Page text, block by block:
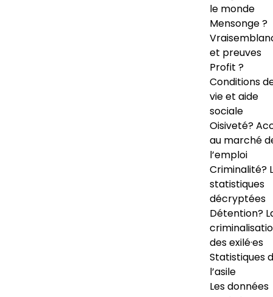
le monde
Mensonge ?
et preuves
Profit ?
Conditions
vie et aide
sociale
Oisiveté?
au marché
l’emploi
Criminalité?
statistiques
décryptées
Détention?
des exilé·es
Statistiques
l’asile
Les données